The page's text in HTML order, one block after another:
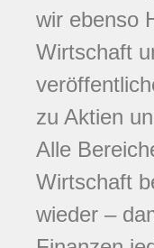
wir ebenso
Wirtschaft
zu Aktien
Alle
Wirtschaft
wieder –